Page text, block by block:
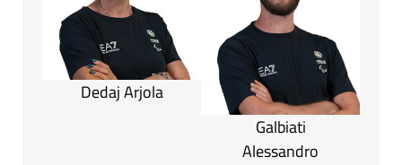
Dedaj Arjola
Galbiati
Alessandro